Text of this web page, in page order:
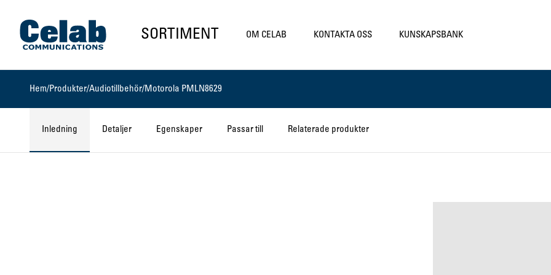
Gå till startsidan
SORTIMENT OM CELAB KONTAKTA OSS KUNSKAPSBANK
Hem/Produkter/Audiotillbehör/ Motorola PMLN8629
Inledning Detaljer Egenskaper Passar till Relaterade produkter